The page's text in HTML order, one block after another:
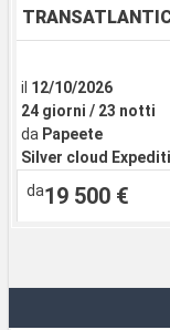
Silver cloud
da Papeete
24 giorni / 23 notti
il 12/10/2026
da19 500 €